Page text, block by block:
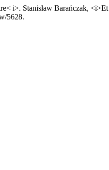
i>. Stanisław Barańczak,
5628.